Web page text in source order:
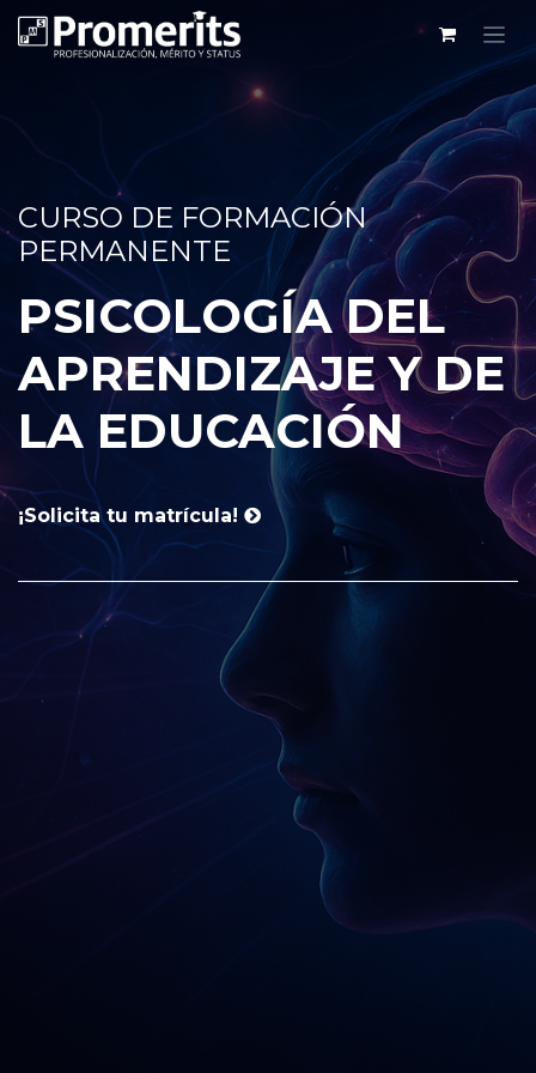
CURSO DE FORMACIÓN
PERMANENTE
PSICOLOGÍA DEL
APRENDIZAJE Y DE
LA EDUCACIÓN
¡Solicita tu matrícula!